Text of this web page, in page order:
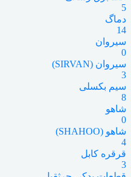
5
دماگ
14
سیروان
0
سیروان (SIRVAN)
3
سیم بکسلی
8
شاهو
0
شاهو (SHAHOO)
4
قرقره کابل
3